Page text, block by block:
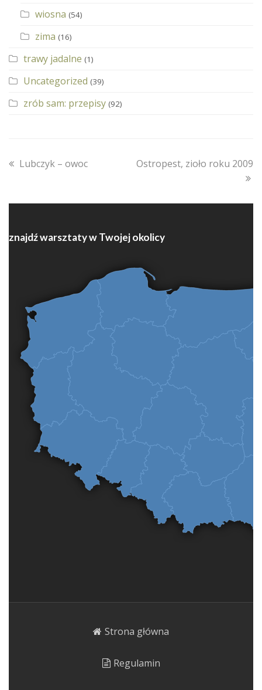
wiosna (54)
zima (16)
trawy jadalne (1)
Uncategorized (39)
zrób sam: przepisy (92)
previous
Lubczyk – owoc
next
Ostropest, zioło roku 2009
znajdź warsztaty w Twojej okolicy
Strona główna
Regulamin